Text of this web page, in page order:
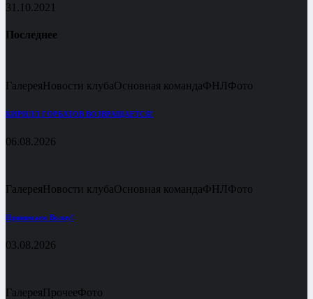
31.10.2021
Последнее
ГалереяНовости клубаОсновная командаФНЛФото
КИРИЛЛ ГОРБАТОВ ВОЗВРАЩАЕТСЯ!
06.08.2026
ГалереяНовости клубаОсновная командаФНЛФото
Принимаем Волну!
03.08.2026
ГалереяПрочееФото